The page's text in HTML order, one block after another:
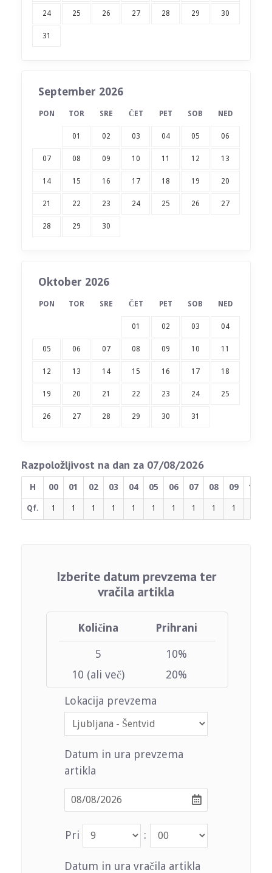
24 25 26 27 28 29 30
31
September 2026
PON TOR SRE ČET PET SOB NED
01 02 03 04 05 06
07 08 09 10 11 12 13
14 15 16 17 18 19 20
21 22 23 24 25 26 27
28 29 30
Oktober 2026
PON TOR SRE ČET PET SOB NED
01 02 03 04
05 06 07 08 09 10 11
12 13 14 15 16 17 18
19 20 21 22 23 24 25
26 27 28 29 30 31
Razpoložljivost na dan za 07/08/2026
H 00 01 02 03 04 05 06 07 08 09 10
Qf. 1 1 1 1 1 1 1 1 1 1
Izberite datum prevzema ter
vračila artikla
Količina Prihrani
5
10%
10 (ali več)
20%
Lokacija prevzema
Datum in ura prevzema
artikla
Pri :
Datum in ura vračila artikla